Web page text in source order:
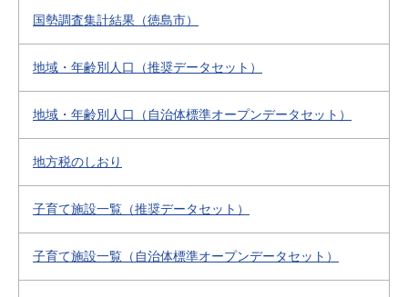
国勢調査集計結果（徳島市）
地域・年齢別人口（推奨データセット）
地域・年齢別人口（自治体標準オープンデータセット）
地方税のしおり
子育て施設一覧（推奨データセット）
子育て施設一覧（自治体標準オープンデータセット）